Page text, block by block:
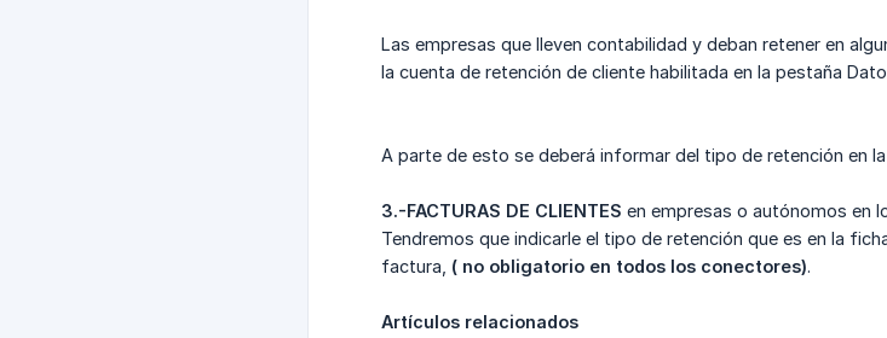
Las empresas que lleven contabilidad y deban retener en
la cuenta de retención de cliente habilitada en la pestaña
A parte de esto se deberá informar del tipo de retención en
3.-FACTURAS DE CLIENTES en empresas o autónomos en
Tendremos que indicarle el tipo de retención que es en la
factura, ( no obligatorio en todos los conectores).
Artículos relacionados